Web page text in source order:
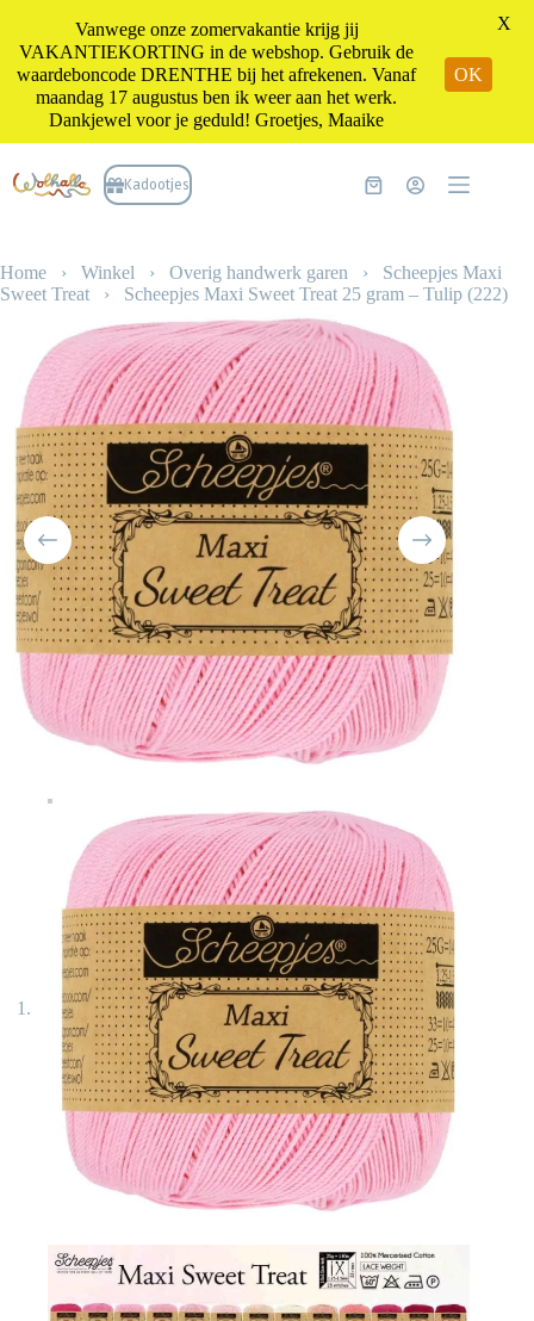
naar
de
Kadootjes Winkelwagen
Home › Winkel › Overig handwerk garen › Scheepjes Maxi
Sweet Treat › Scheepjes Maxi Sweet Treat 25 gram – Tulip (222)
Vanwege onze zomervakantie krijg jij
VAKANTIEKORTING in de webshop. Gebruik de
waardeboncode DRENTHE bij het afrekenen. Vanaf
maandag 17 augustus ben ik weer aan het werk.
Dankjewel voor je geduld! Groetjes, Maaike
OK
X